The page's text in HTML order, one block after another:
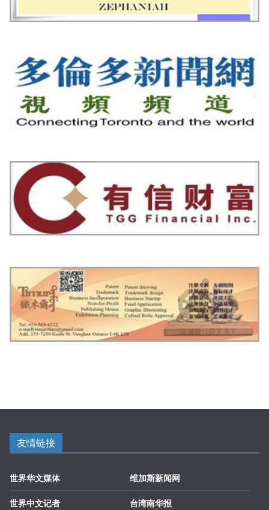
友情链接
世界华文媒体
世界中文记者
维加斯新闻网
台湾南华报